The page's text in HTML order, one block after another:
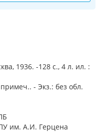
1936. -128 с., 4 л. ил. :
- Экз.: без обл.
им. А.И. Герцена